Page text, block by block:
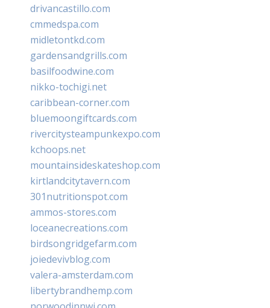
drivancastillo.com
cmmedspa.com
midletontkd.com
gardensandgrills.com
basilfoodwine.com
nikko-tochigi.net
caribbean-corner.com
bluemoongiftcards.com
rivercitysteampunkexpo.com
kchoops.net
mountainsideskateshop.com
kirtlandcitytavern.com
301nutritionspot.com
ammos-stores.com
loceanecreations.com
birdsongridgefarm.com
joiedevivblog.com
valera-amsterdam.com
libertybrandhemp.com